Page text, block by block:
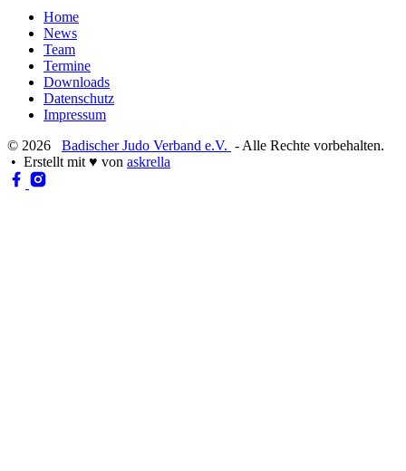
Home
News
Team
Termine
Downloads
Datenschutz
Impressum
© 2026 Badischer Judo Verband e.V. - Alle Rechte vorbehalten.
• Erstellt mit ♥ von askrella